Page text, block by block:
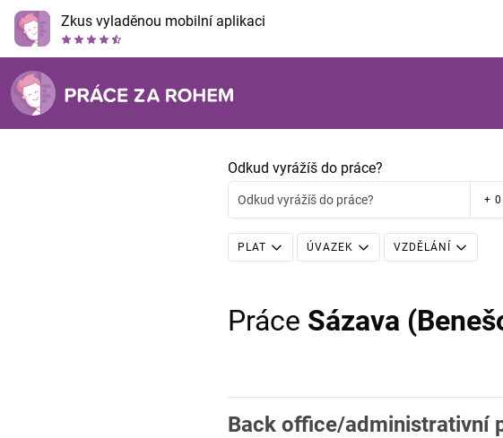
Zkus vyladěnou mobilní aplikaci
Odkud vyrážíš do práce?
Odkud vyrážíš do práce? + 0
PLAT ÚVAZEK VZDĚLÁNÍ
Práce Sázava
Back office/administrativní